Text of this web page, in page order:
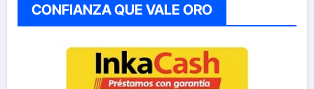
CONFIANZA QUE VALE ORO